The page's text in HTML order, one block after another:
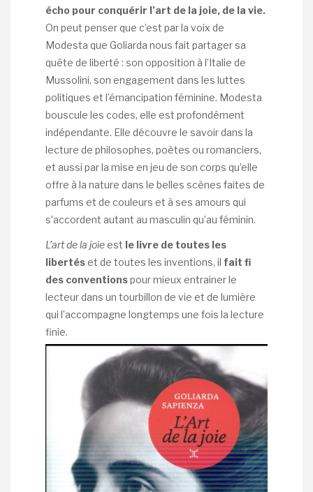
écho pour conquérir l’art de la joie, de la vie.
On peut penser que c’est par la voix de
Modesta que Goliarda nous fait partager sa
quête de liberté : son opposition à l’Italie de
Mussolini, son engagement dans les luttes
politiques et l’émancipation féminine. Modesta
bouscule les codes, elle est profondément
indépendante. Elle découvre le savoir dans la
lecture de philosophes, poètes ou romanciers,
et aussi par la mise en jeu de son corps qu’elle
offre à la nature dans le belles scènes faites de
parfums et de couleurs et à ses amours qui
s’accordent autant au masculin qu’au féminin.
L’art de la joie est le livre de toutes les
libertés et de toutes les inventions, il fait fi
des conventionspour mieux entrainer le
lecteur dans un tourbillon de vie et de lumière
qui l’accompagne longtemps une fois la lecture
finie.